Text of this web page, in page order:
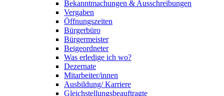
Bekanntmachungen & Ausschreibungen
Vergaben
Öffnungszeiten
Bürgerbüro
Bürgermeister
Beigeordneter
Was erledige ich wo?
Dezernate
Mitarbeiter/innen
Ausbildung/ Karriere
Gleichstellungsbeauftragte